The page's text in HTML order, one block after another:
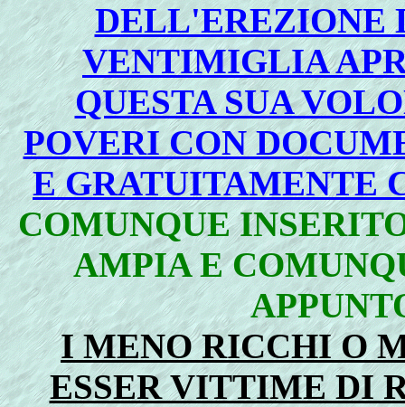
DELL'EREZIONE
VENTIMIGLIA
QUESTA SUA
POVERI CON
E GRATUITAMENTE
COMUNQUE
AMPIA E
I MENO RICCHI O
ESSER VITTIME DI